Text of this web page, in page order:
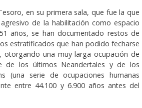
en su primera sala, que fue la que
de la habilitación como espacio
años, se han documentado restos de
estratificados que han podido fecharse
otorgando una muy larga ocupación de
de los últimos Neandertales y de los
(una serie de ocupaciones humanas
entre 44.100 y 6.900 años antes del